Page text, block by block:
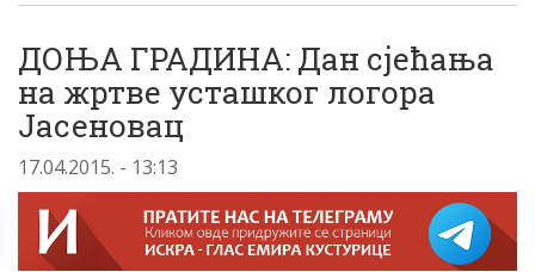
ДОЊА ГРАДИНА: Дан сјећања
на жртве усташког логора
Јасеновац
17.04.2015. - 13:13